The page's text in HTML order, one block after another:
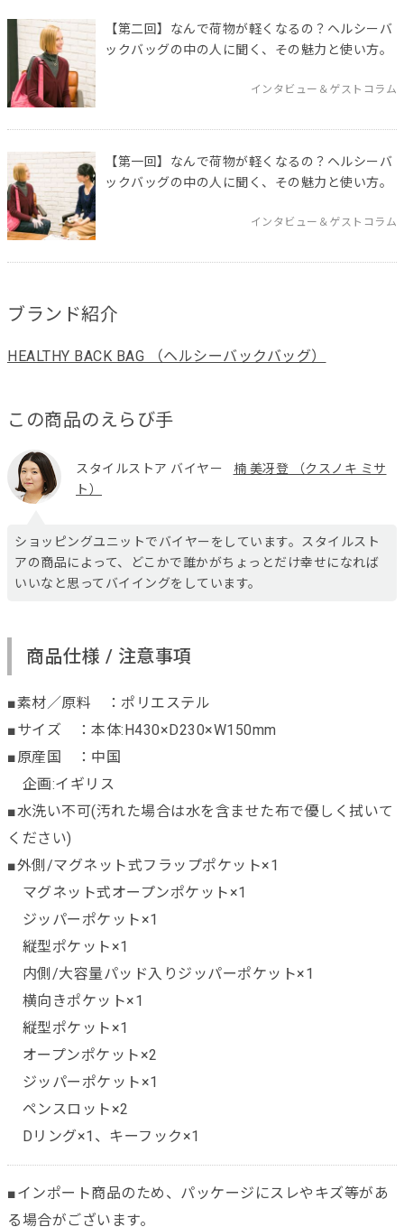
【第二回】なんで荷物が軽くなるの？ヘルシーバ
ックバッグの中の人に聞く、その魅力と使い方。
インタビュー＆ゲストコラム
【第一回】なんで荷物が軽くなるの？ヘルシーバ
ックバッグの中の人に聞く、その魅力と使い方。
インタビュー＆ゲストコラム
ブランド紹介
HEALTHY BACK BAG （ヘルシーバックバッグ）
この商品のえらび手
スタイルストア バイヤー
楠 美冴登 （クスノキ ミサ
ト）
ショッピングユニットでバイヤーをしています。スタイルスト
アの商品によって、どこかで誰かがちょっとだけ幸せになれば
いいなと思ってバイイングをしています。
商品仕様 / 注意事項
■素材／原料 ：ポリエステル
■サイズ ：本体:H430×D230×W150mm
■原産国 ：中国
企画:イギリス
■水洗い不可(汚れた場合は水を含ませた布で優しく拭いて
ください)
■外側/マグネット式フラップポケット×1
マグネット式オープンポケット×1
ジッパーポケット×1
縦型ポケット×1
内側/大容量パッド入りジッパーポケット×1
横向きポケット×1
縦型ポケット×1
オープンポケット×2
ジッパーポケット×1
ペンスロット×2
Dリング×1、キーフック×1
■インポート商品のため、パッケージにスレやキズ等があ
る場合がございます。